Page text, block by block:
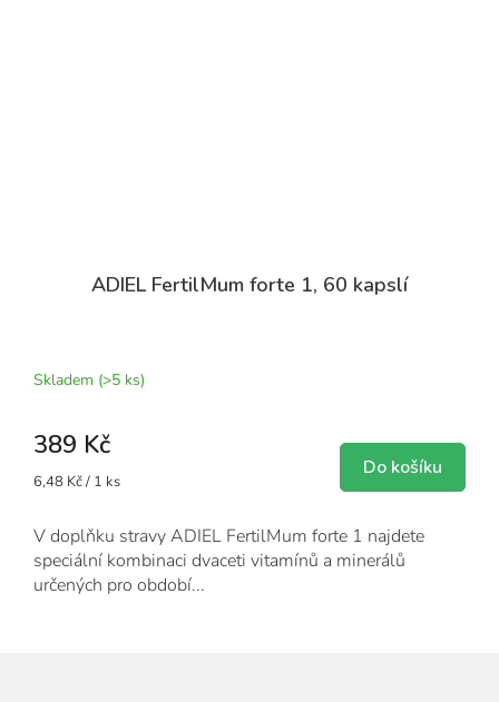
ADIEL FertilMum forte 1, 60 kapslí
produktu
z
hvězdiček.
Skladem (>5 ks)
389 Kč
Měrná
6,48 Kč / 1 ks
Do košíku
V doplňku stravy ADIEL FertilMum forte 1 najdete
speciální kombinaci dvaceti vitamínů a minerálů
určených pro období...